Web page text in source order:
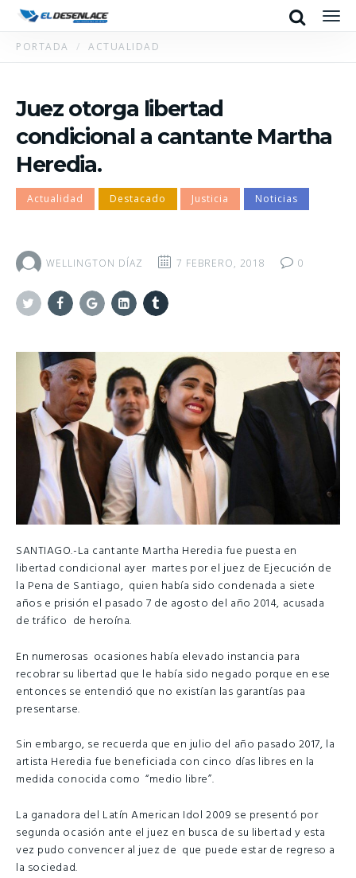
Search
PORTADA ACTUALIDAD
Juez otorga libertad
condicional a cantante Martha
Heredia.
Actualidad Destacado Justicia Noticias
WELLINGTON DÍAZ 7 FEBRERO, 2018 0
SANTIAGO.-La cantante Martha Heredia fue puesta en
libertad condicional ayer martes por el juez de Ejecución de
la Pena de Santiago, quien había sido condenada a siete
años e prisión el pasado 7 de agosto del año 2014, acusada
de tráfico de heroína.
En numerosas ocasiones había elevado instancia para
recobrar su libertad que le había sido negado porque en ese
entonces se entendió que no existían las garantías paa
presentarse.
Sin embargo, se recuerda que en julio del año pasado 2017, la
artista Heredia fue beneficiada con cinco días libres en la
medida conocida como “medio libre”.
La ganadora del Latín American Idol 2009 se presentó por
segunda ocasión ante el juez en busca de su libertad y esta
vez pudo convencer al juez de que puede estar de regreso a
la sociedad.